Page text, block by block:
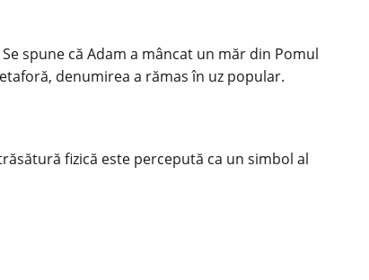
spune că Adam a mâncat un măr din Pomul
denumirea a rămas în uz popular.
fizică este percepută ca un simbol al